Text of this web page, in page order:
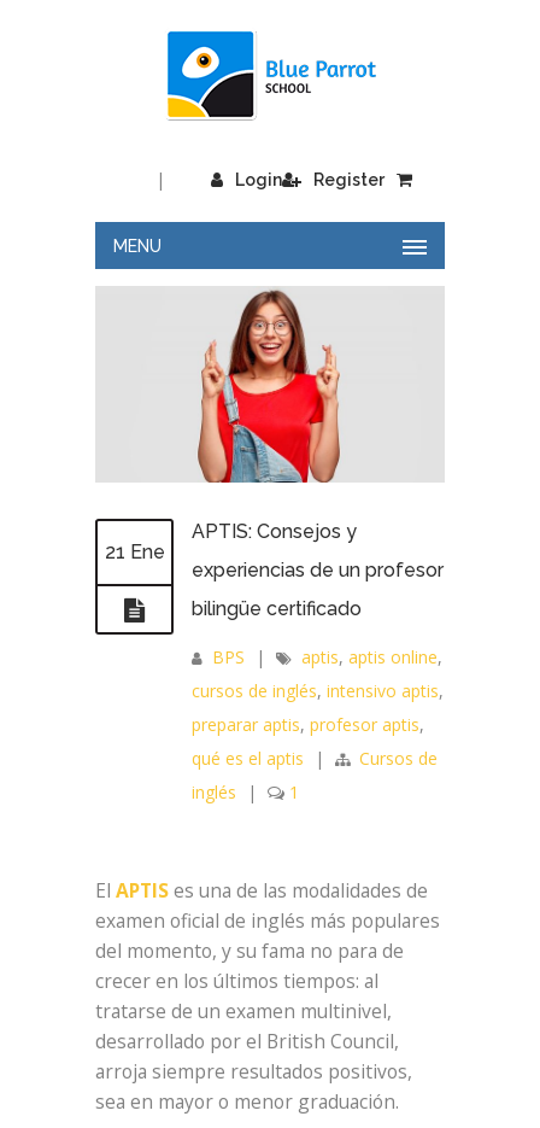
Login
| Register
MENU
21 Ene
APTIS: Consejos y
experiencias de un profesor
bilingüe certificado
BPS | aptis, aptis online,
cursos de inglés, intensivo aptis,
preparar aptis, profesor aptis,
qué es el aptis
|
Cursos de
inglés
| 1
El APTISes una de las modalidades de
examen oficial de inglés más populares
del momento, y su fama no para de
crecer en los últimos tiempos: al
tratarse de un examen multinivel,
desarrollado por el British Council,
arroja siempre resultados positivos,
sea en mayor o menor graduación.